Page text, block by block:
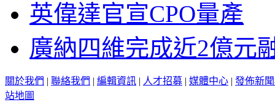
英偉達官宣CPO量產
廣納四維完成近2億元
關於我們 | 聯絡我們 | 編輯資訊 | 人才招募 | 媒體中心 | 發佈新
站地圖